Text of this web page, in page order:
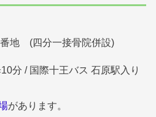
地 (四分一接骨院併設)
分 / 国際十王バス 石原駅入り
があります。